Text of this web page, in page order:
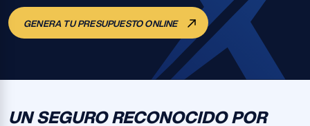
GENERA TU PRESUPUESTO ONLINE
UN SEGURO RECONOCIDO POR